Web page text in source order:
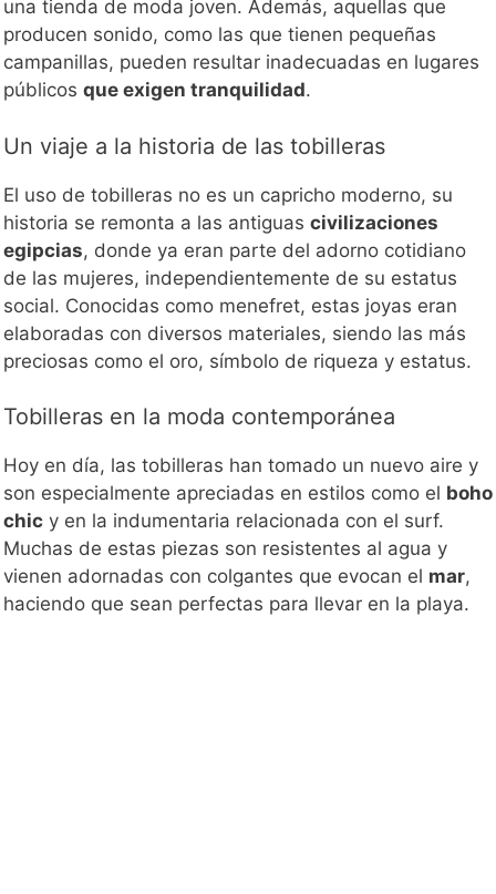
una tienda de moda joven. Además, aquellas que
producen sonido, como las que tienen pequeñas
campanillas, pueden resultar inadecuadas en lugares
públicos que exigen tranquilidad.
Un viaje a la historia de las tobilleras
El uso de tobilleras no es un capricho moderno, su
historia se remonta a las antiguas civilizaciones
egipcias, donde ya eran parte del adorno cotidiano
de las mujeres, independientemente de su estatus
social. Conocidas como menefret, estas joyas eran
elaboradas con diversos materiales, siendo las más
preciosas como el oro, símbolo de riqueza y estatus.
Tobilleras en la moda contemporánea
Hoy en día, las tobilleras han tomado un nuevo aire y
son especialmente apreciadas en estilos como el boho
chic y en la indumentaria relacionada con el surf.
Muchas de estas piezas son resistentes al agua y
vienen adornadas con colgantes que evocan el mar,
haciendo que sean perfectas para llevar en la playa.